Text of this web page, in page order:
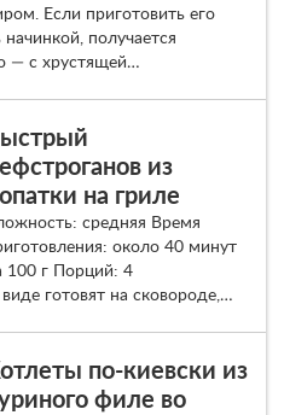
Если приготовить его
получается
— с хрустящей…
из
на гриле
средняя Время
около 40 минут
100 г Порций: 4
готовят на сковороде,…
по-киевски из
филе во